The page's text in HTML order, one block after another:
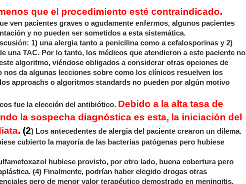
que el procedimiento esté contraindicado.
ven pacientes graves o agudamente enfermos, algunos pacientes
y no pueden ser sometidos a esta sistemática.
1) una alergia tanto a penicilina como a cefalosporinas y 2)
una TAC. Por lo tanto, los médicos que atendieron a este paciente no
algoritmo, viéndose obligados a considerar otras opciones de
da algunas lecciones sobre como los clínicos resuelven los
approachs o algoritmos standards no pueden por algún motivo
fue la elección del antibiótico. Debido a la alta tasa de
la sospecha diagnóstica es esta, la iniciación del
(2) Los antecedentes de alergia del paciente crearon un dilema.
cubierto la mayoría de las bacterias patógenas pero hubiese
hubiese provisto, por otro lado, buena cobertura pero
(4) Finalmente, podrían haber elegido drogas otras
pero de menor valor terapéutico demostrado en meningitis.